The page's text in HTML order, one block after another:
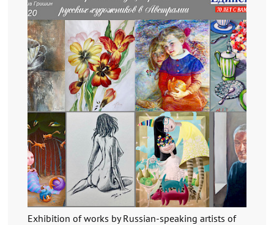
Exhibition of works by Russian-speaking artists of